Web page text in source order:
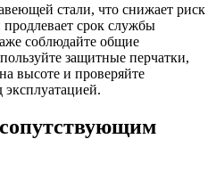
стали, что снижает риск
срок службы
соблюдайте общие
защитные перчатки,
высоте и проверяйте